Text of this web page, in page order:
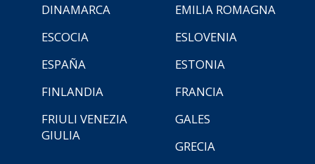
DINAMARCA
EMILIA ROMAGNA
ESCOCIA
ESLOVENIA
ESPAÑA
ESTONIA
FINLANDIA
FRANCIA
FRIULI VENEZIA
GIULIA
GALES
GRECIA